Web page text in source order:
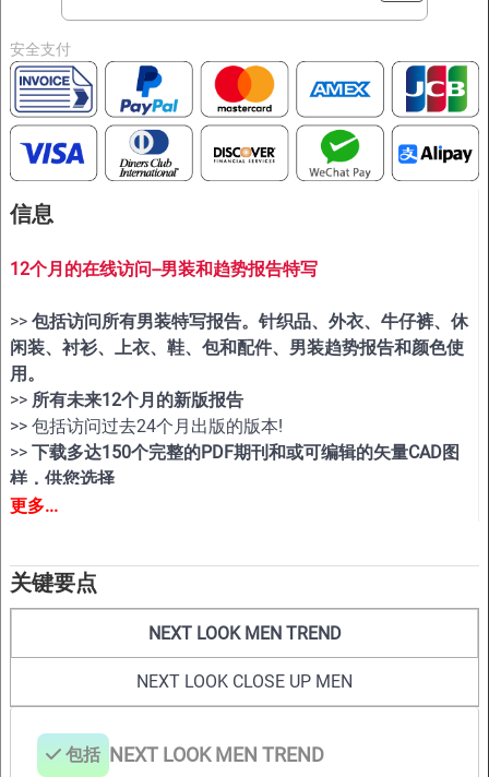
安全支付
信息
12个月的在线访问--男装和趋势报告特写
>> 包括访问所有男装特写报告。针织品、外衣、牛仔裤、休
闲装、衬衫、上衣、鞋、包和配件、男装趋势报告和颜色使
用。
>> 所有未来12个月的新版报告
>> 包括访问过去24个月出版的版本!
>> 下载多达150个完整的PDF期刊和或可编辑的矢量CAD图
样，供您选择
>> 查看12个月会员期间的所有报告
更多...
关键要点
NEXT LOOK MEN TREND
NEXT LOOK CLOSE UP MEN
包括 NEXT LOOK MEN TREND